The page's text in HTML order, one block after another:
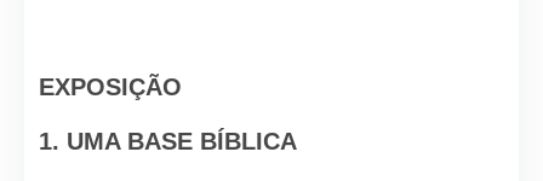
EXPOSIÇÃO
1. UMA BASE BÍBLICA